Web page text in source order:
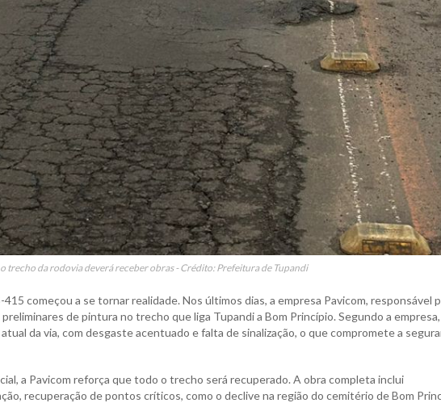
trecho da rodovia deverá receber obras - Crédito: Prefeitura de Tupandi
começou a se tornar realidade. Nos últimos dias, a empresa Pavicom, responsável
de pintura no trecho que liga Tupandi a Bom Princípio. Segundo a
da via, com desgaste acentuado e falta de sinalização, o que compromete a
a Pavicom reforça que todo o trecho será recuperado. A obra completa inclui
recuperação de pontos críticos, como o declive na região do cemitério de Bom